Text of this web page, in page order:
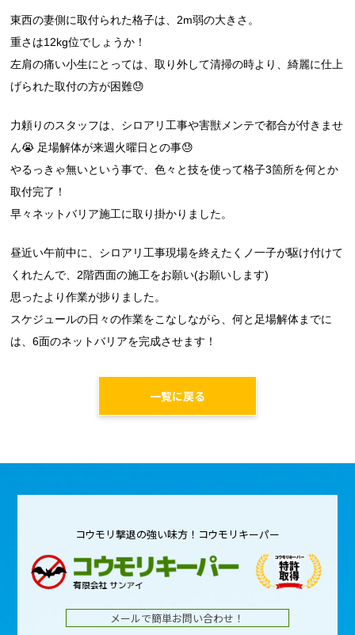
東西の妻側に取付られた格子は、2m弱の大きさ。
重さは12kg位でしょうか！
左肩の痛い小生にとっては、取り外して清掃の時より、綺麗に仕上
げられた取付の方が困難😓
力頼りのスタッフは、シロアリ工事や害獣メンテで都合が付きませ
ん😭 足場解体が来週火曜日との事😓
やるっきゃ無いという事で、色々と技を使って格子3箇所を何とか
取付完了！
早々ネットバリア施工に取り掛かりました。
昼近い午前中に、シロアリ工事現場を終えたくノ一子が駆け付けて
くれたんで、2階西面の施工をお願い(お願いします)
思ったより作業が捗りました。
スケジュールの日々の作業をこなしながら、何と足場解体までに
は、6面のネットバリアを完成させます！
一覧に戻る
コウモリ撃退の強い味方！コウモリキーパー
メールで簡単お問い合わせ！